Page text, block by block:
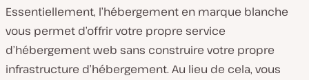
Essentiellement, l’hébergement en marque blanche
vous permet d’offrir votre propre service
d’hébergement web sans construire votre propre
infrastructure d’hébergement. Au lieu de cela, vous